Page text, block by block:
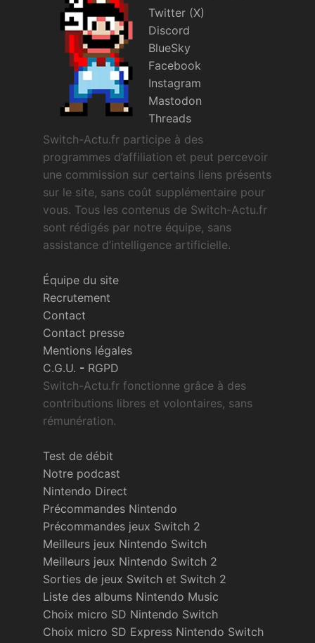
Twitter (X)
Discord
BlueSky
Facebook
Instagram
Mastodon
Threads
Switch-Actu.fr participe à des
programmes d’affiliation et peut percevoir
une commission sur certains liens présents
sur le site, sans coût supplémentaire pour
vous. Tous les contenus de Switch-Actu.fr
sont rédigés par notre équipe, sans
assistance d’intelligence artificielle.
Équipe du site
Recrutement
Contact
Contact presse
Mentions légales
C.G.U. - RGPD
Switch-Actu.fr fonctionne grâce à des
contributions libres et volontaires, sans
rémunération.
Test de débit
Notre podcast
Nintendo Direct
Précommandes Nintendo
Précommandes jeux Switch 2
Meilleurs jeux Nintendo Switch
Meilleurs jeux Nintendo Switch 2
Sorties de jeux Switch et Switch 2
Liste des albums Nintendo Music
Choix micro SD Nintendo Switch
Choix micro SD Express Nintendo Switch